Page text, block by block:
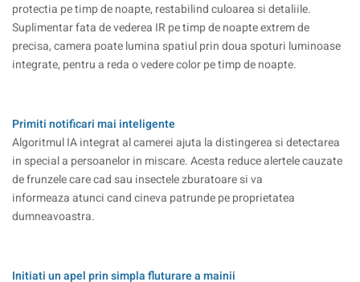
protectia pe timp de noapte, restabilind culoarea si detaliile.
Suplimentar fata de vederea IR pe timp de noapte extrem de
precisa, camera poate lumina spatiul prin doua spoturi luminoase
integrate, pentru a reda o vedere color pe timp de noapte.
Primiti notificari mai inteligente
Algoritmul IA integrat al camerei ajuta la distingerea si detectarea
in special a persoanelor in miscare. Acesta reduce alertele cauzate
de frunzele care cad sau insectele zburatoare si va
informeaza atunci cand cineva patrunde pe proprietatea
dumneavoastra.
Initiati un apel prin simpla fluturare a mainii